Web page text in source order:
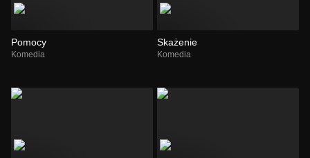
Pomocy
Komedia
Skażenie
Komedia